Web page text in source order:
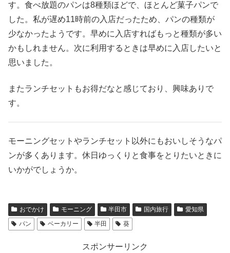
す。食べ放題のパンは8種類ほどで、ほとんど菓子パンで
した。私が遅め11時前の入店だったため、パンの種類が
少なかったようです。早めに入店すればもっと種類が多い
かもしれません。次に利用するときは早めに入店したいと
思いました。
またランチセットもお得だなと感じており、興味ありで
す。
モーニングセットやランチセット以外にもおいしそうなパ
ンが多くあります。休日ゆっくりと食事をとりたいときに
いかがでしょうか。
おでかけ モーニング 半田市 国内旅行
愛知県
パン
ベーカリー 半田 葵
スポンサーリンク